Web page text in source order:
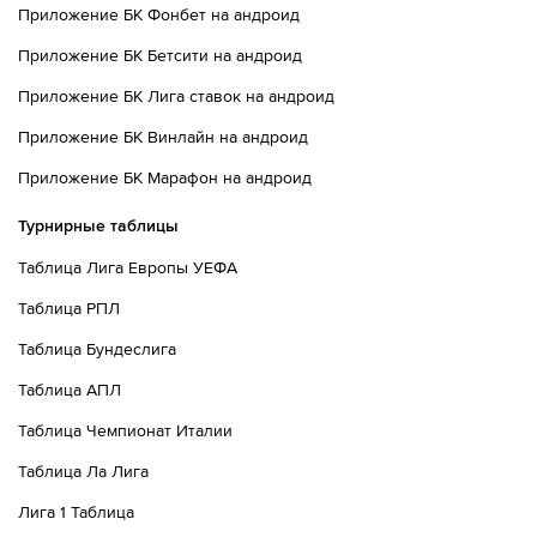
78´ Хосе Луис Родригес не смог попасть в створ ударом
78´ Удар от ворот произведет Хорватия
80´ Хосе Луис Родригес из команды Панама подал угловой
Карлос Харви оказался в свободной зоне с мячом но,
нанес неточный удар. Мог бы и получше сыграть.
80´ Jose Fajardo из команды Панама заходит слишком
поля, а Марио Пашалич выходит на его замену.
Приложение БК Фонбет на андроид
Приложение БК Бетсити на андроид
Приложение БК Лига ставок на андроид
Приложение БК Винлайн на андроид
Приложение БК Марафон на андроид
Турнирные таблицы
Таблица Лига Европы УЕФА
Таблица РПЛ
Таблица Бундеслига
Таблица АПЛ
Таблица Чемпионат Италии
Таблица Ла Лига
Лига 1 Таблица